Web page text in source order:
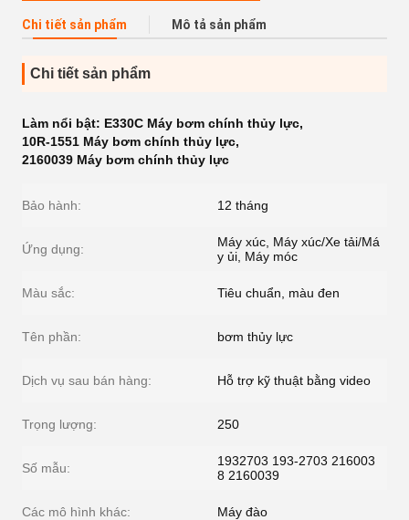
Chi tiết sản phẩm Mô tả sản phẩm
Chi tiết sản phẩm
Làm nổi bật: E330C Máy bơm chính thủy lực,
10R-1551 Máy bơm chính thủy lực,
2160039 Máy bơm chính thủy lực
Bảo hành: 12 tháng
Ứng dụng:
Máy xúc, Máy xúc/Xe tải/Má
y ủi, Máy móc
Màu sắc: Tiêu chuẩn, màu đen
Tên phần: bơm thủy lực
Dịch vụ sau bán hàng: Hỗ trợ kỹ thuật bằng video
Trọng lượng: 250
Số mẫu:
1932703 193-2703 216003
8 2160039
Các mô hình khác: Máy đào